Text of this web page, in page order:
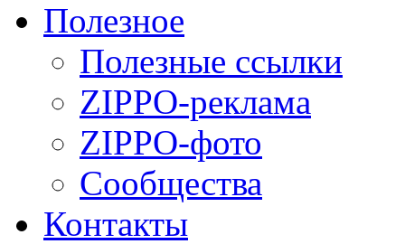
Полезное
Полезные ссылки
ZIPPO-реклама
ZIPPO-фото
Сообщества
Контакты